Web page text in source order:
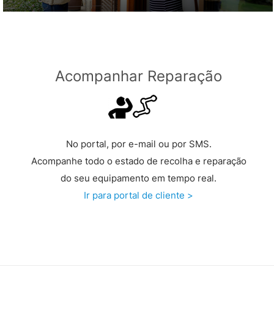
Acompanhar Reparação
No portal, por e-mail ou por SMS.
Acompanhe todo o estado de recolha e reparação
do seu equipamento em tempo real.
Ir para portal de cliente >